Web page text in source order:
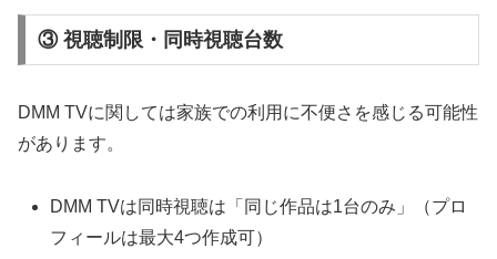
③ 視聴制限・同時視聴台数
DMM TVに関しては家族での利用に不便さを感じる可能性
があります。
DMM TVは同時視聴は「同じ作品は1台のみ」（プロ
フィールは最大4つ作成可）